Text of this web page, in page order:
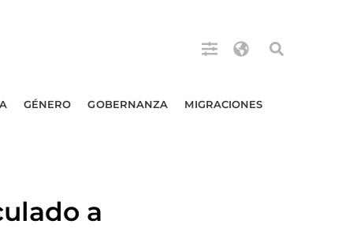
GÉNERO GOBERNANZA MIGRACIONES
a